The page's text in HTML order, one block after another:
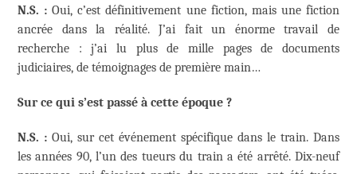
N.S. : Oui, c’est définitivement une fiction, mais une fiction
ancrée dans la réalité. J’ai fait un énorme travail de
recherche : j’ai lu plus de mille pages de documents
judiciaires, de témoignages de première main…
Sur ce qui s’est passé à cette époque ?
N.S. : Oui, sur cet événement spécifique dans le train. Dans
les années 90, l’un des tueurs du train a été arrêté. Dix-neuf